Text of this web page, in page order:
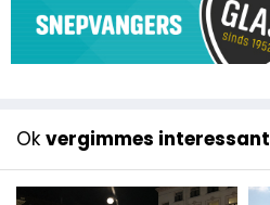
Ok vergimmes interessant